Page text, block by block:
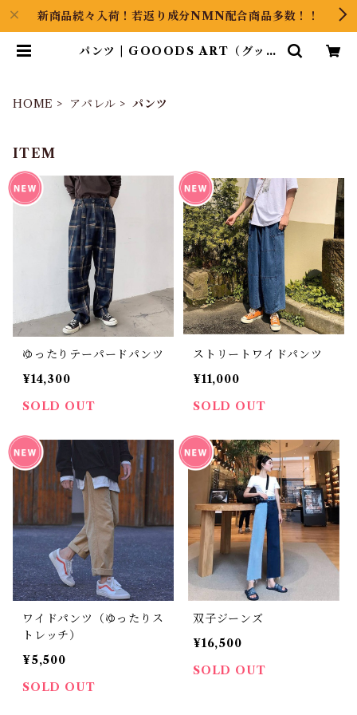
新商品続々入荷！若返り成分NMN配合商品多数！！
パンツ | GOOODS ART（グッズ
HOME
アパレル パンツ
ITEM
ゆったりテーパードパンツ
¥14,300
SOLD OUT
ストリートワイドパンツ
¥11,000
SOLD OUT
ワイドパンツ（ゆったりス
トレッチ）
¥5,500
SOLD OUT
双子ジーンズ
¥16,500
SOLD OUT